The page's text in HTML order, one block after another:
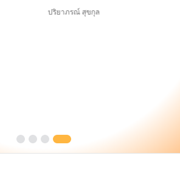
ปริยาภรณ์ สุขกุล